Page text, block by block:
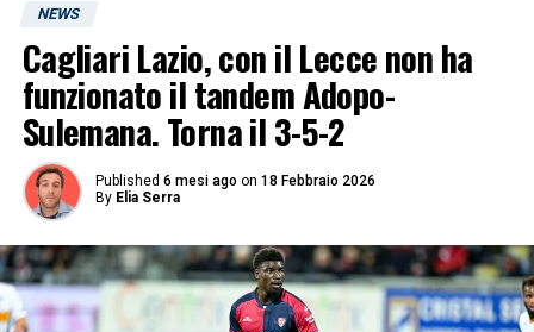
NEWS
Cagliari Lazio, con il Lecce non ha
funzionato il tandem Adopo-
Sulemana. Torna il 3-5-2
Published 6 mesi ago on 18 Febbraio 2026
By Elia Serra